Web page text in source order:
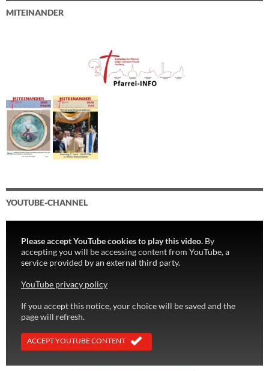
MITEINANDER
YOUTUBE-CHANNEL
Please accept YouTube cookies to play this video. By
accepting you will be accessing content from YouTube, a
service provided by an external third party.
YouTube privacy policy
If you accept this notice, your choice will be saved and the
page will refresh.
ACCEPT YOUTUBE CONTENT